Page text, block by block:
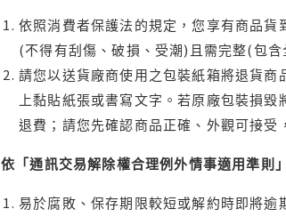
依照消費者保護法的規定，您享有商品
(不得有刮傷、破損、受潮)且需完整(包
請您以送貨廠商使用之包裝紙箱將退貨
上黏貼紙張或書寫文字。若原廠包裝損
退費；請您先確認商品正確、外觀可接受
依「通訊交易解除權合理例外情事適用準則
易於腐敗、保存期限較短或解約時即將